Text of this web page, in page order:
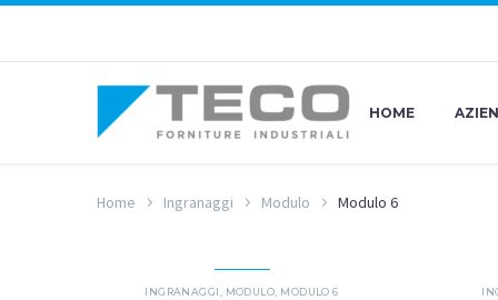
HOME
Home Ingranaggi Modulo Modulo 6
INGRANAGGI MODULO MODULO 6